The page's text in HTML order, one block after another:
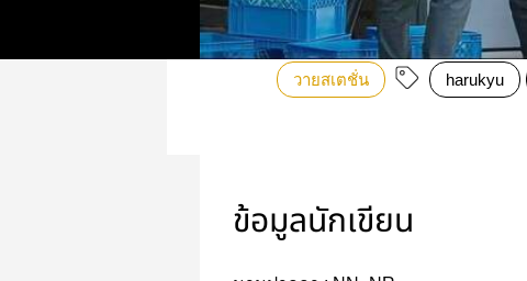
วายสเตชั่น harukyu
ข้อมูลนักเขียน